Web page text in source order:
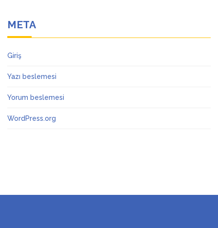
META
Giriş
Yazı beslemesi
Yorum beslemesi
WordPress.org